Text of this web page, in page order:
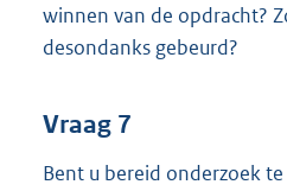
winnen van de opdracht?
desondanks gebeurd?
Vraag 7
Bent u bereid onderzoek